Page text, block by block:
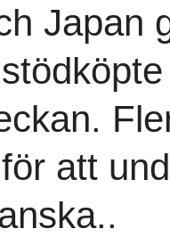
Japan
att